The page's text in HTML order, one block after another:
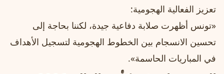
تعزيز الفعالية الهجومية:
«تونس أظهرت صلابة دفاعية جيدة، لكننا بحاجة إلى
تحسين الانسجام بين الخطوط الهجومية لتسجيل الأهداف
في المباريات الحاسمة».